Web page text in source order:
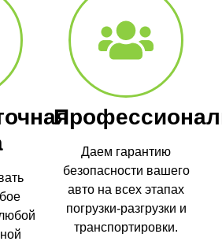
Даем гарантию
безопасности вашего
авто на всех этапах
погрузки-разгрузки и
транспортировки.